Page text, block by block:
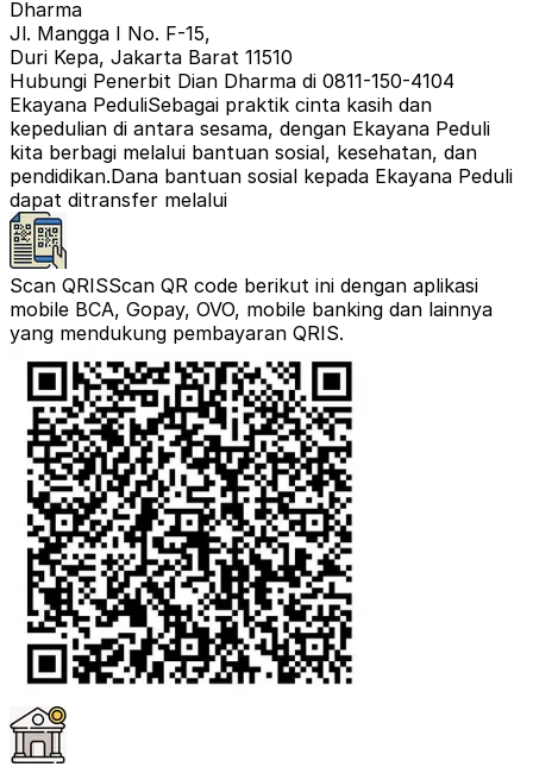
Dharma
Jl. Mangga I No. F-15,
Duri Kepa, Jakarta Barat 11510
Hubungi Penerbit Dian Dharma di 0811-150-4104
Ekayana PeduliSebagai praktik cinta kasih dan
kepedulian di antara sesama, dengan Ekayana Peduli
kita berbagi melalui bantuan sosial, kesehatan, dan
pendidikan.Dana bantuan sosial kepada Ekayana Peduli
dapat ditransfer melalui
Scan QRISScan QR code berikut ini dengan aplikasi
mobile BCA, Gopay, OVO, mobile banking dan lainnya
yang mendukung pembayaran QRIS.